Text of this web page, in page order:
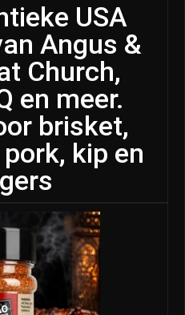
USA
Angus &
Church,
en meer.
brisket,
kip en